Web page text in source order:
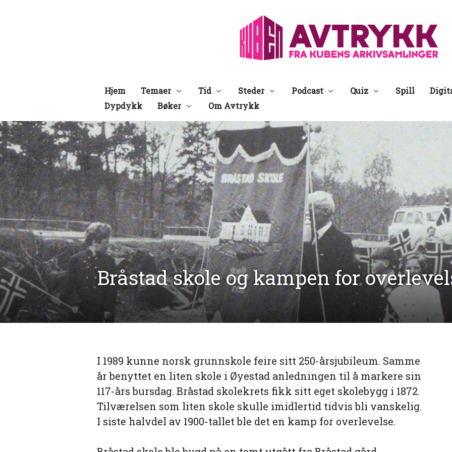
Avtrykk
Hjem Temaer Tid Steder Podcast Quiz Spill
Dypdykk
Bøker Om Avtrykk
Bråstad skole og kampen for
I 1989 kunne norsk grunnskole feire sitt 250-årsjubileum. Samme
år benyttet en liten skole i Øyestad anledningen til å markere sin
117-års bursdag. Bråstad skolekrets fikk sitt eget skolebygg i 1872.
Tilværelsen som liten skole skulle imidlertid tidvis bli vanskelig.
I siste halvdel av 1900-tallet ble det en kamp for overlevelse.